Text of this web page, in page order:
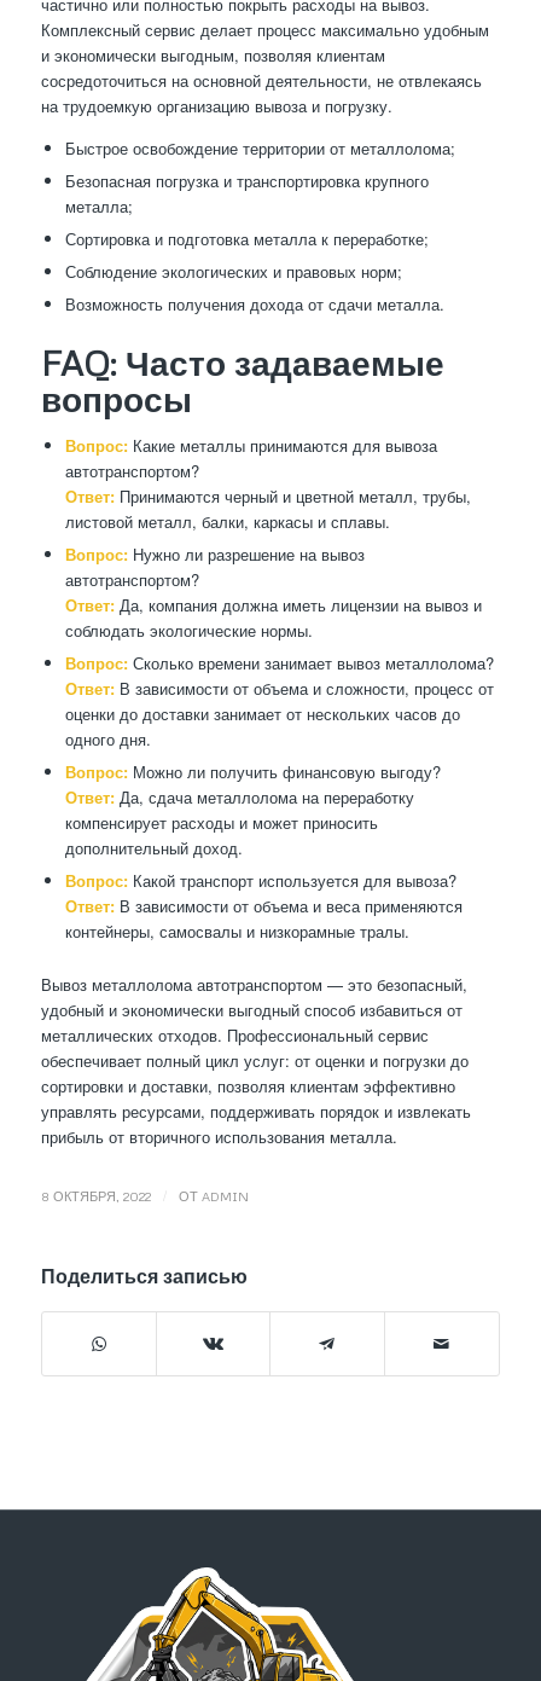
Комплексный сервис делает процесс максимально удобным
и экономически выгодным, позволяя клиентам
сосредоточиться на основной деятельности, не отвлекаясь
на трудоемкую организацию вывоза и погрузку.
Быстрое освобождение территории от металлолома;
Безопасная погрузка и транспортировка крупного
металла;
Сортировка и подготовка металла к переработке;
Соблюдение экологических и правовых норм;
Возможность получения дохода от сдачи металла.
FAQ: Часто задаваемые
вопросы
Вопрос:Какие металлы принимаются для вывоза
автотранспортом?
Ответ:Принимаются черный и цветной металл, трубы,
листовой металл, балки, каркасы и сплавы.
Вопрос:Нужно ли разрешение на вывоз
автотранспортом?
Ответ:Да, компания должна иметь лицензии на вывоз и
соблюдать экологические нормы.
Вопрос:Сколько времени занимает вывоз металлолома?
Ответ:В зависимости от объема и сложности, процесс от
оценки до доставки занимает от нескольких часов до
одного дня.
Вопрос:Можно ли получить финансовую выгоду?
Ответ:Да, сдача металлолома на переработку
компенсирует расходы и может приносить
дополнительный доход.
Вопрос:Какой транспорт используется для вывоза?
Ответ:В зависимости от объема и веса применяются
контейнеры, самосвалы и низкорамные тралы.
Вывоз металлолома автотранспортом — это безопасный,
удобный и экономически выгодный способ избавиться от
металлических отходов. Профессиональный сервис
обеспечивает полный цикл услуг: от оценки и погрузки до
сортировки и доставки, позволяя клиентам эффективно
управлять ресурсами, поддерживать порядок и извлекать
прибыль от вторичного использования металла.
8 ОКТЯБРЯ, 2022 ОТ ADMIN
Поделиться записью